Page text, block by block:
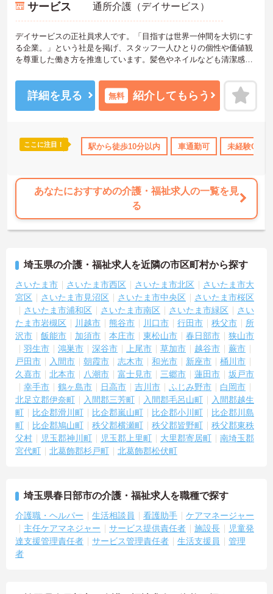
交通費支給
サービス 通所介護（デイサービス）
デイサービスの正社員求人です。「目指すは世界一仲間を大切にす
る企業。」という社是を掲げ、スタッフ一人ひとりの個性や価値観
を尊重した働き方を推進しています。髪色やネイルなども清潔感が
ことが可能です。日々の頑張りやチームワークは賞与とは別に支給
される特別報酬としてしっかり還元されるため、高いモチベーショ
ンを維持しながら業務に取り組めます。残業は少なく、月9日の公休
より70歳まで勤務可能であり、退職金制度も完備されているなど、
長期的に安定したキャリアを築いていける職場です。入社後はOJT
★おすすめPOINT★
【賞与とは別に特別報酬が支給され、収入アップが期待できます】
・日々の施設運営への貢献やチームワークが多角的に評価されるた
め、目に見える形で還元されます。
・努力がダイレクトに評価へつながる制度により、仕事へのモチベ
【チームでの情報共有が徹底されており、安心して業務に取り組め
る体制です】
・毎朝スタッフ全員でミーティングを行い、お客様の体調や業務連
絡を細やかに共有する仕組みがあります。
・多職種連携で職種を超えて相談しやすい雰囲気のもと、困った時
もすぐにお互いをフォローし合えます。
【残業が少なく独自の休暇制度も完備され、長期的に安定して働け
る環境です】
・残業は少なく、年間17日のリフレッシュ休暇も取得できること
で、心身の疲労をしっかり回復できます。
・定年65歳以降も再雇用制度で70歳まで勤務可能であり、退職金制
度も備わって無理なく長く続けられます。
【一人ひとりの個性や希望を尊重し、自分らしくキャリアを描ける
職場です】
・時短勤務からフルタイム、さらには管理者へのステップアップま
詳細を見る 無料 紹介してもらう
ここに注目！ 駅から徒歩10分以内 車通勤可 未経験OK
あなたにおすすめの介護・福祉求人の一覧を見
る
埼玉県の介護・福祉求人を近隣の市区町村から探す
さいたま市 さいたま市西区 さいたま市北区
さいたま市大
宮区
さいたま市見沼区 さいたま市中央区
さいたま市桜区
さいたま市浦和区
さいたま市南区 さいたま市緑区
さい
たま市岩槻区
川越市 熊谷市 川口市 行田市 秩父市
所
沢市
飯能市 加須市 本庄市 東松山市 春日部市
狭山市
羽生市
鴻巣市 深谷市 上尾市 草加市 越谷市
蕨市
戸田市
入間市 朝霞市 志木市 和光市 新座市
桶川市
久喜市
北本市 八潮市 富士見市 三郷市 蓮田市
坂戸市
幸手市
鶴ヶ島市 日高市 吉川市 ふじみ野市
白岡市
北足立郡伊奈町
入間郡三芳町 入間郡毛呂山町
入間郡越生
町
比企郡滑川町 比企郡嵐山町 比企郡小川町
比企郡川島
町
比企郡鳩山町 秩父郡横瀬町 秩父郡皆野町
秩父郡東秩
父村
児玉郡神川町 児玉郡上里町 大里郡寄居町
南埼玉郡
宮代町
北葛飾郡杉戸町 北葛飾郡松伏町
埼玉県春日部市の介護・福祉求人を職種で探す
介護職・ヘルパー 生活相談員 看護助手
ケアマネージャー
主任ケアマネジャー
サービス提供責任者 施設長
児童発
達支援管理責任者
サービス管理責任者 生活支援員
管理
者